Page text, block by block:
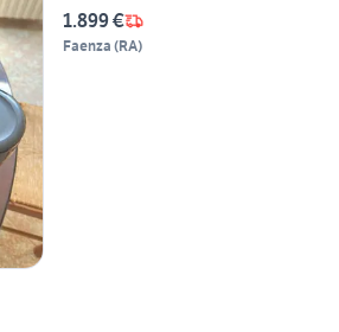
1.899 €
Faenza (RA)